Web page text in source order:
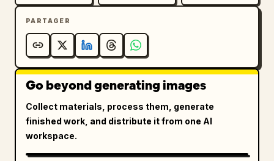
esthétique publicitaire épurée.
PARTAGER
Go beyond generating images
Collect materials, process them, generate
finished work, and distribute it from one AI
workspace.